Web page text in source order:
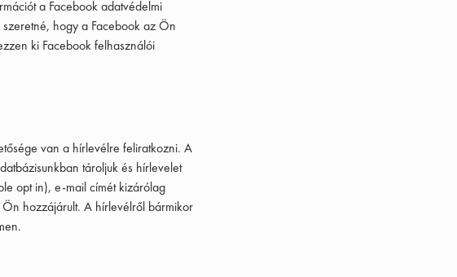
a Facebook adatvédelmi
hogy a Facebook az Ön
ki Facebook felhasználói
van a hírlevélre feliratkozni. A
tároljuk és hírlevelet
opt in), e-mail címét kizárólag
hozzájárult. A hírlevélről bármikor